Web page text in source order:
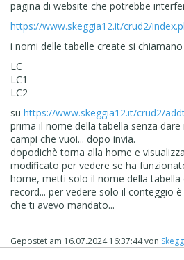
pagina di website che potrebbe
https://www.skeggia12.it/crud2/
i nomi delle tabelle create si chiamano
LC
LC1
LC2
su https://www.skeggia12.it/crud2/
prima il nome della tabella senza
campi che vuoi... dopo invia.
dopodichè torna alla home e
modificato per vedere se ha
home, metti solo il nome della tabella
record... per vedere solo il conteggio
che ti avevo mandato...
Gepostet am 16.07.2024 16:37:44von